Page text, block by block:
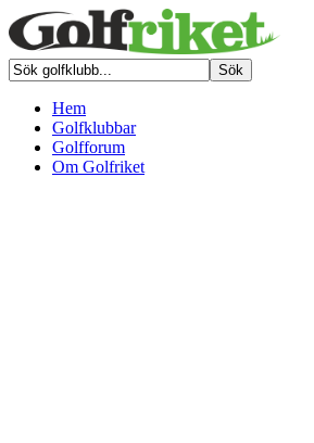
Hem
Golfklubbar
Golfforum
Om Golfriket